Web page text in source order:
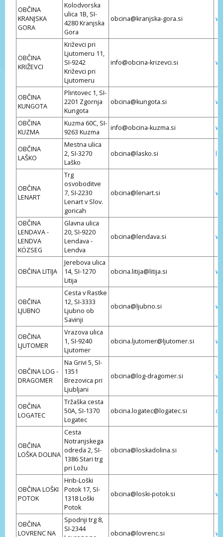
OBČINA
KRANJSKA
GORA
Kolodvorska
ulica 1B, SI-
4280 Kranjska
Gora
obcina@kranjska-gora.si
OBČINA
KRIŽEVCI
Križevci pri
Ljutomeru 11,
SI-9242
Križevci pri
Ljutomeru
info@obcina-krizevci.si
OBČINA
KUNGOTA
Plintovec 1, SI-
2201 Zgornja
Kungota
obcina@kungota.si
OBČINA
KUZMA
Kuzma 60C, SI-
9263 Kuzma
info@obcina-kuzma.si
OBČINA
LAŠKO
Mestna ulica
2, SI-3270
Laško
obcina@lasko.si
OBČINA
LENART
Trg
osvoboditve
7, SI-2230
Lenart v Slov.
goricah
obcina@lenart.si
OBČINA
LENDAVA -
LENDVA
KÖZSEG
Glavna ulica
20, SI-9220
Lendava -
Lendva
obcina@lendava.si
OBČINA LITIJA
Jerebova ulica
14, SI-1270
Litija
obcina.litija@litija.si
OBČINA
LJUBNO
Cesta v Rastke
12, SI-3333
Ljubno ob
Savinji
obcina@ljubno.si
OBČINA
LJUTOMER
Vrazova ulica
1, SI-9240
Ljutomer
obcina.ljutomer@ljutomer.si
OBČINA LOG -
DRAGOMER
Na Grivi 5, SI-
1351
Brezovica pri
Ljubljani
obcina@log-dragomer.si
OBČINA
LOGATEC
Tržaška cesta
50A, SI-1370
Logatec
obcina.logatec@logatec.si
OBČINA
LOŠKA DOLINA
Cesta
Notranjskega
odreda 2, SI-
1386 Stari trg
pri Ložu
obcina@loskadolina.si
OBČINA LOŠKI
POTOK
Hrib-Loški
Potok 17, SI-
1318 Loški
Potok
obcina@loski-potok.si
OBČINA
LOVRENC NA
Spodnji trg 8,
SI-2344
obcina@lovrenc.si